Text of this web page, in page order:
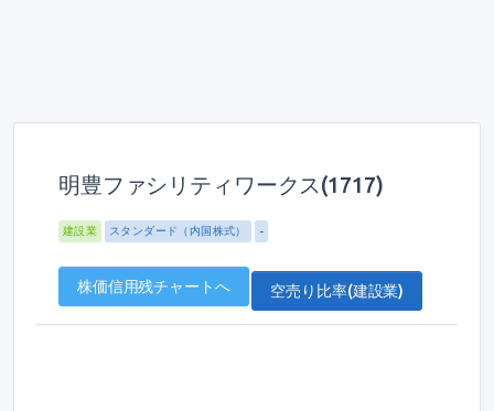
明豊ファシリティワークス(1717)
建設業 スタンダード（内国株式） -
株価信用残チャートへ 空売り比率(建設業)